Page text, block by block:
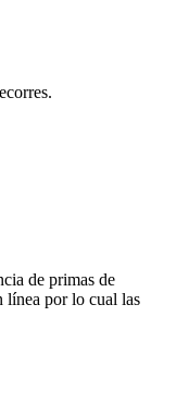
de primas de
línea por lo cual las